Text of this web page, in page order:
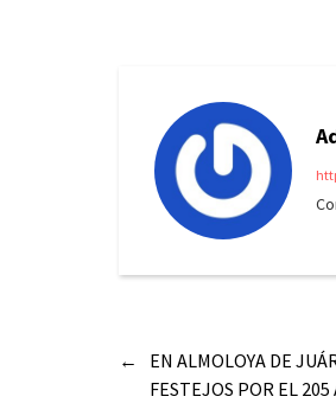
←
EN ALMOLOYA DE
FESTEJOS POR EL